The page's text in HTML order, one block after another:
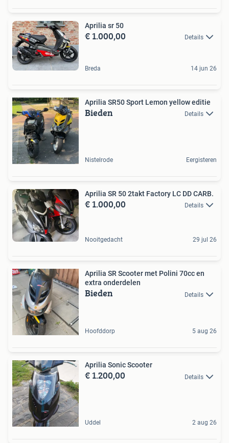
Aprilia sr 50
€ 1.000,00 Details
Breda 14 jun 26
Aprilia SR50 Sport Lemon yellow editie
Bieden Details
Nistelrode Eergisteren
Aprilia SR 50 2takt Factory LC DD CARB.
€ 1.000,00 Details
Nooitgedacht 29 jul 26
Aprilia SR Scooter met Polini 70cc en
extra onderdelen
Bieden Details
Hoofddorp 5 aug 26
Aprilia Sonic Scooter
€ 1.200,00 Details
Uddel 2 aug 26